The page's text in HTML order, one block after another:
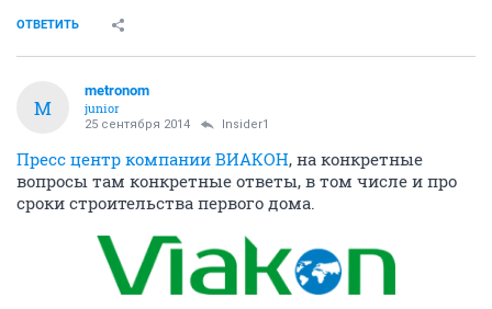
ОТВЕТИТЬ
M
metronom
junior
25 сентября 2014 Insider1
Пресс центр компании ВИАКОН, на конкретные
вопросы там конкретные ответы, в том числе и про
сроки строительства первого дома.